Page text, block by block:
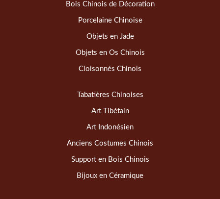
Bois Chinois de Décoration
Porcelaine Chinoise
Objets en Jade
Objets en Os Chinois
Cloisonnés Chinois
Tabatières Chinoises
Art Tibétain
Art Indonésien
Anciens Costumes Chinois
Support en Bois Chinois
Bijoux en Céramique